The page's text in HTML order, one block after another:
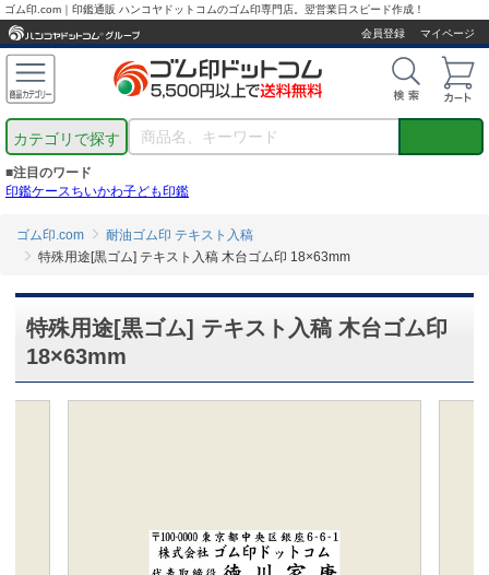
ゴム印.com｜印鑑通販 ハンコヤドットコムのゴム印専門店。翌営業日スピード作成！
会員登録
マイページ
カテゴリで探す
■注目のワード
印鑑ケースちいかわ子ども印鑑
ゴム印.com
耐油ゴム印 テキスト入稿
特殊用途[黒ゴム] テキスト入稿 木台ゴム印 18×63mm
特殊用途[黒ゴム] テキスト入稿 木台ゴム印
18×63mm